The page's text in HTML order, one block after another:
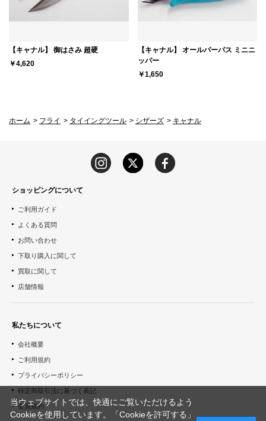
【キャナル】 御はさみ 超硬
￥4,620
【キャナル】 オールパーパス ミニニ
ッパー
￥1,650
ホーム > フライ > タイイングツール > シザーズ > キャナル
ショッピングについて
ご利用ガイド
よくある質問
お問い合わせ
下取り購入に関して
買取に関して
店舗情報
私たちについて
会社概要
ご利用規約
プライバシーポリシー
特定商取引法に基づく表記
会員規約
当ウェブサイトでは、快適にご覧いただけるよう
Cookieを使用しています。「Cookieを許可する」